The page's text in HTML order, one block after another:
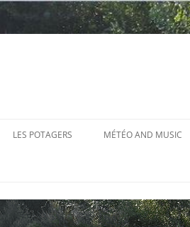
LES POTAGERS MÉTÉO AND MUSIC